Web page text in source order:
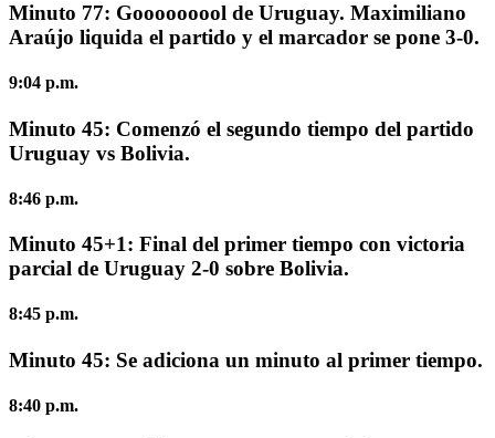
Minuto 77: Gooooooool de Uruguay. Maximiliano
Araújo liquida el partido y el marcador se pone 3-0.
9:04 p.m.
Minuto 45: Comenzó el segundo tiempo del partido
Uruguay vs Bolivia.
8:46 p.m.
Minuto 45+1: Final del primer tiempo con victoria
parcial de Uruguay 2-0 sobre Bolivia.
8:45 p.m.
Minuto 45: Se adiciona un minuto al primer tiempo.
8:40 p.m.